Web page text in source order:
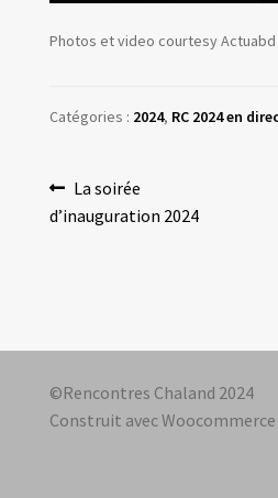
Photos et video courtesy Actuabd
Catégories : 2024, RC 2024 en
Navigation
de
Article
précédent :
La soirée
d’inauguration 2024
©Rencontres Chaland 2024
Construit avec